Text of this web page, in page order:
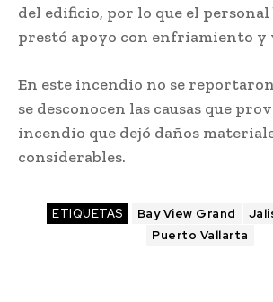
del edificio, por lo que el
prestó apoyo con enfriamiento
En este incendio no se
se desconocen las causas que
incendio que dejó daños
considerables.
ETIQUETAS Bay View Grand
Puerto Vallarta